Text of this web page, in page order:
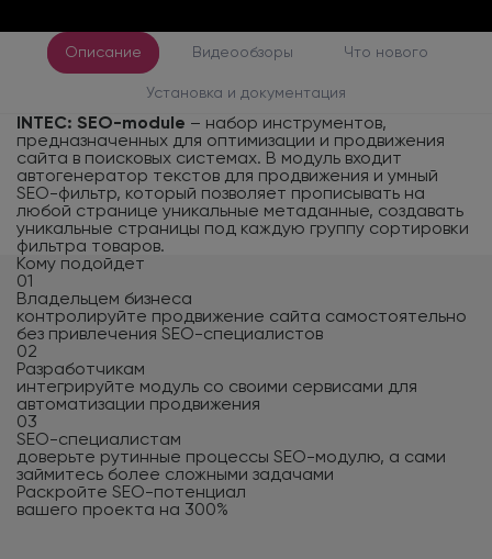
Описание Видеообзоры Что нового
Установка и документация
INTEC: SEO-module – набор инструментов,
предназначенных для оптимизации и продвижения
сайта в поисковых системах. В модуль входит
автогенератор текстов для продвижения и умный
SEO-фильтр, который позволяет прописывать на
любой странице уникальные метаданные, создавать
уникальные страницы под каждую группу сортировки
фильтра товаров.
Кому подойдет
01
Владельцем бизнеса
контролируйте продвижение сайта самостоятельно
без привлечения SEO-специалистов
02
Разработчикам
интегрируйте модуль со своими сервисами для
автоматизации продвижения
03
SEO-специалистам
доверьте рутинные процессы SEO-модулю, а сами
займитесь более сложными задачами
Раскройте SEO-потенциал
вашего проекта на 300%